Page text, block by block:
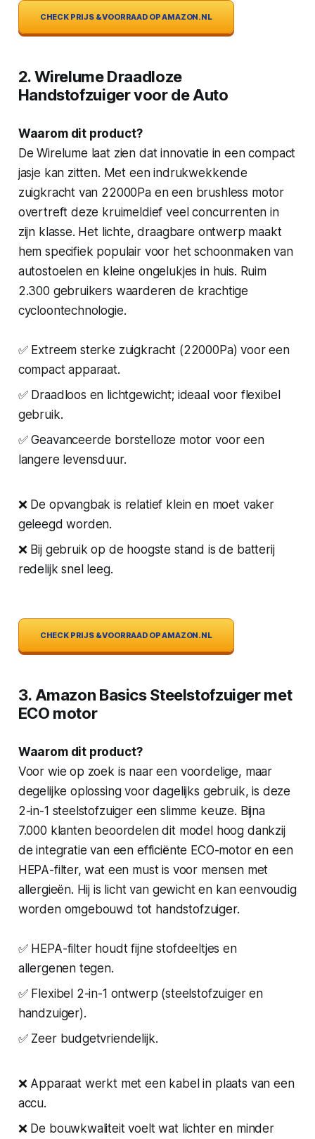
CHECK PRIJS & VOORRAAD OP AMAZON.NL
2. Wirelume Draadloze
Handstofzuiger voor de Auto
Waarom dit product?
De Wirelume laat zien dat innovatie in een compact
jasje kan zitten. Met een indrukwekkende
zuigkracht van 22000Pa en een brushless motor
overtreft deze kruimeldief veel concurrenten in
zijn klasse. Het lichte, draagbare ontwerp maakt
hem specifiek populair voor het schoonmaken van
autostoelen en kleine ongelukjes in huis. Ruim
2.300 gebruikers waarderen de krachtige
cycloontechnologie.
✅ Extreem sterke zuigkracht (22000Pa) voor een
compact apparaat.
✅ Draadloos en lichtgewicht; ideaal voor flexibel
gebruik.
✅ Geavanceerde borstelloze motor voor een
langere levensduur.
❌ De opvangbak is relatief klein en moet vaker
geleegd worden.
❌ Bij gebruik op de hoogste stand is de batterij
redelijk snel leeg.
CHECK PRIJS & VOORRAAD OP AMAZON.NL
3. Amazon Basics Steelstofzuiger met
ECO motor
Waarom dit product?
Voor wie op zoek is naar een voordelige, maar
degelijke oplossing voor dagelijks gebruik, is deze
2-in-1 steelstofzuiger een slimme keuze. Bijna
7.000 klanten beoordelen dit model hoog dankzij
de integratie van een efficiënte ECO-motor en een
HEPA-filter, wat een must is voor mensen met
allergieën. Hij is licht van gewicht en kan eenvoudig
worden omgebouwd tot handstofzuiger.
✅ HEPA-filter houdt fijne stofdeeltjes en
allergenen tegen.
✅ Flexibel 2-in-1 ontwerp (steelstofzuiger en
handzuiger).
✅ Zeer budgetvriendelijk.
❌ Apparaat werkt met een kabel in plaats van een
accu.
❌ De bouwkwaliteit voelt wat lichter en minder